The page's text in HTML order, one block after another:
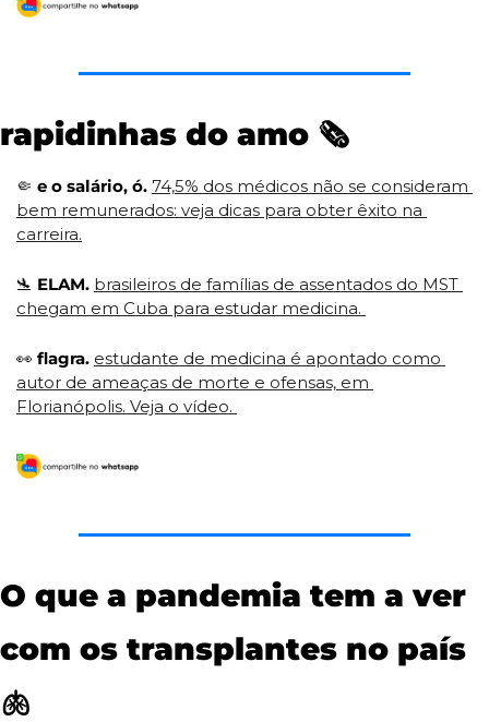
rapidinhas do amo 🗞️
🤏 e o salário, ó. 74,5% dos médicos não se consideram
bem remunerados: veja dicas para obter êxito na
carreira.
🛬 ELAM. brasileiros de famílias de assentados do MST
chegam em Cuba para estudar medicina.
👀 flagra. estudante de medicina é apontado como
autor de ameaças de morte e ofensas, em
Florianópolis. Veja o vídeo.
O que a pandemia tem a ver
🫁